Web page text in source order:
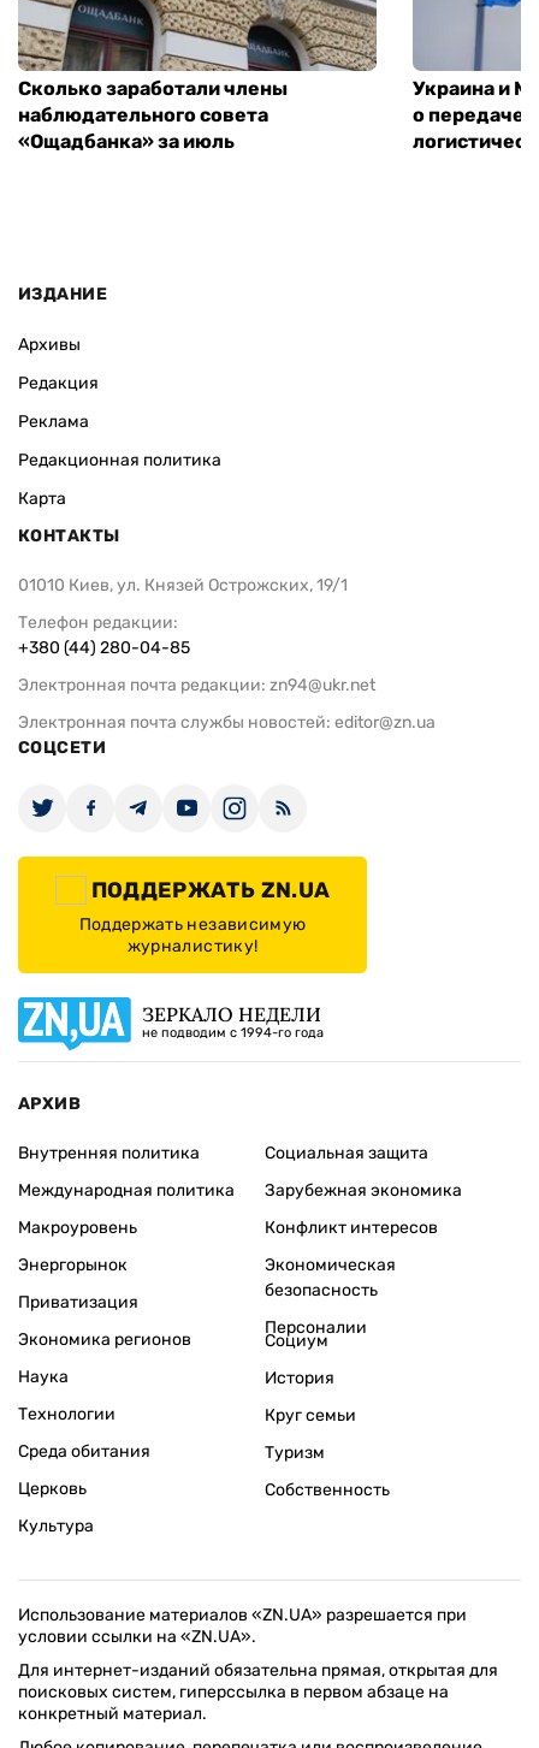
Сколько заработали члены
наблюдательного совета
«Ощадбанка» за июль
Украина и
о передаче
ИЗДАНИЕ
Архивы
Редакция
Реклама
Редакционная политика
Карта
КОНТАКТЫ
01010 Киев, ул. Князей Острожских, 19/1
Телефон редакции:
+380 (44) 280-04-85
Электронная почта редакции: zn94@ukr.net
Электронная почта службы новостей: editor@zn.ua
СОЦСЕТИ
ПОДДЕРЖАТЬ ZN.UA
Поддержать независимую
журналистику!
ЗЕРКАЛО НЕДЕЛИ
не подводим с 1994-го года
АРХИВ
Внутренняя политика
Международная политика
Макроуровень
Энергорынок
Приватизация
Экономика регионов
Социальная защита
Зарубежная экономика
Конфликт интересов
Экономическая
безопасность
Персоналии
Наука
Технологии
Среда обитания
Церковь
Культура
Социум
История
Круг семьи
Туризм
Собственность
Использование материалов «ZN.UA» разрешается при
условии ссылки на «ZN.UA».
Для интернет-изданий обязательна прямая, открытая для
поисковых систем, гиперссылка в первом абзаце на
конкретный материал.